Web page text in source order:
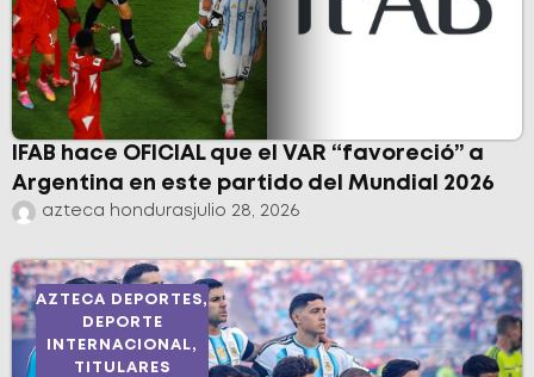
IFAB hace OFICIAL que el VAR “favoreció” a
Argentina en este partido del Mundial 2026
azteca hondurasjulio 28, 2026
AZTECA DEPORTES,
DEPORTE
INTERNACIONAL,
TITULARES